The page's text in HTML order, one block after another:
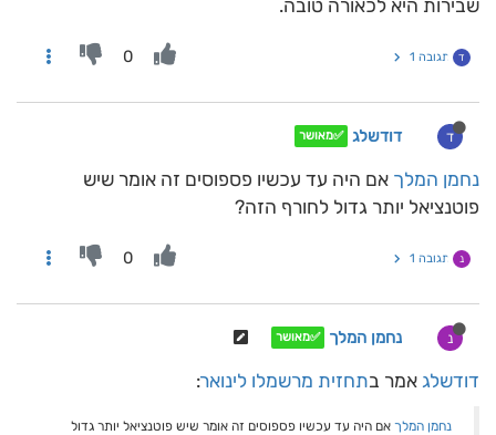
שבירות היא לכאורה טובה.
ד תגובה 1 0
ד דודשלג ✅מאושר
נחמן המלך אם היה עד עכשיו פספוסים זה אומר שיש
פוטנציאל יותר גדול לחורף הזה?
נ תגובה 1 0
נ נחמן המלך ✅מאושר
דודשלג אמר בתחזית מרשמלו לינואר:
נחמן המלך אם היה עד עכשיו פספוסים זה אומר שיש פוטנציאל יותר גדול